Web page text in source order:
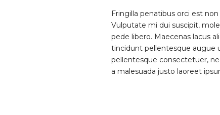
Fringilla penatibus orci est
Vulputate mi dui suscipit,
pede libero. Maecenas lacus
tincidunt pellentesque augue
pellentesque consectetuer,
a malesuada justo laoreet